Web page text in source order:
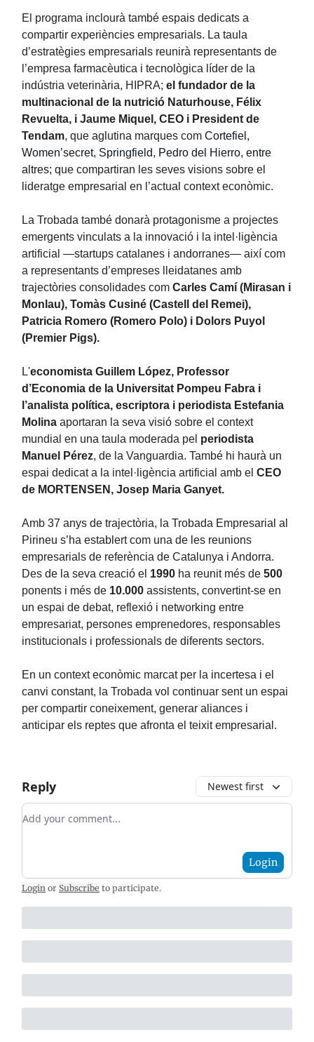
El programa inclourà també espais dedicats a
compartir experiències empresarials. La taula
d’estratègies empresarials reunirà representants de
l’empresa farmacèutica i tecnològica líder de la
indústria veterinària, HIPRA; el fundador de la
multinacional de la nutrició Naturhouse, Félix
Revuelta, i Jaume Miquel, CEO i President de
Tendam, que aglutina marques com Cortefiel,
Women’secret, Springfield, Pedro del Hierro, entre
altres; que compartiran les seves visions sobre el
lideratge empresarial en l’actual context econòmic.
La Trobada també donarà protagonisme a projectes
emergents vinculats a la innovació i la intel·ligència
artificial —startups catalanes i andorranes— així com
a representants d’empreses lleidatanes amb
trajectòries consolidades com Carles Camí (Mirasan i
Monlau), Tomàs Cusiné (Castell del Remei),
Patricia Romero (Romero Polo) i Dolors Puyol
(Premier Pigs).
L'economista Guillem López, Professor
d’Economia de la Universitat Pompeu Fabra i
l’analista política, escriptora i periodista Estefania
Molina aportaran la seva visió sobre el context
mundial en una taula moderada pel periodista
Manuel Pérez, de la Vanguardia. També hi haurà un
espai dedicat a la intel·ligència artificial amb el CEO
de MORTENSEN, Josep Maria Ganyet.
Amb 37 anys de trajectòria, la Trobada Empresarial al
Pirineu s’ha establert com una de les reunions
empresarials de referència de Catalunya i Andorra.
Des de la seva creació el 1990 ha reunit més de 500
ponents i més de 10.000 assistents, convertint-se en
un espai de debat, reflexió i networking entre
empresariat, persones emprenedores, responsables
institucionals i professionals de diferents sectors.
En un context econòmic marcat per la incertesa i el
canvi constant, la Trobada vol continuar sent un espai
per compartir coneixement, generar aliances i
anticipar els reptes que afronta el teixit empresarial.
Reply Newest first
Add your comment
Login
Login or Subscribe to participate.